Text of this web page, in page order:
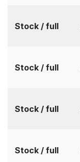
Stock / full
Stock / full
Stock / full
Stock / full